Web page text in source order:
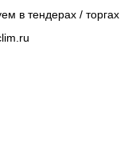
в тендерах / торгах